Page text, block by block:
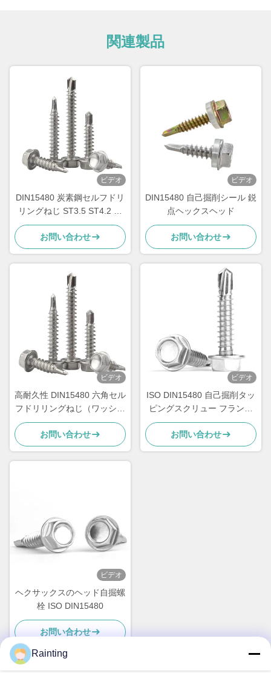
関連製品
ビデオ
DIN15480 炭素鋼セルフドリ
リングねじ ST3.5 ST4.2 六
角ワッシャーヘッド
お問い合わせ
ビデオ
DIN15480 自己掘削シール 鋭
点ヘックスヘッド
お問い合わせ
ビデオ
高耐久性 DIN15480 六角セル
フドリリングねじ（ワッシャ
ー付き）
お問い合わせ
ビデオ
ISO DIN15480 自己掘削タッ
ピングスクリュー フランジ
ェッドヘックスヘッドスクリ
ュー
お問い合わせ
ビデオ
ヘクサックスのヘッド自掘螺
栓 ISO DIN15480
お問い合わせ
Rainting